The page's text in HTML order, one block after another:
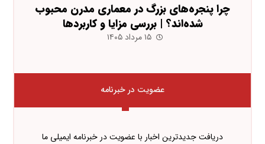
چرا پنجره‌های بزرگ در معماری مدرن محبوب
شده‌اند؟ | بررسی مزایا و کاربردها
۱۵ مرداد ۱۴۰۵
عضویت در خبرنامه
دریافت جدیدترین اخبار با عضویت در خبرنامه ایمیلی ما